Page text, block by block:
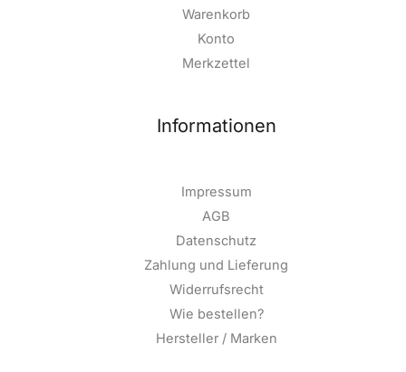
Warenkorb
Konto
Merkzettel
Informationen
Impressum
AGB
Datenschutz
Zahlung und Lieferung
Widerrufsrecht
Wie bestellen?
Hersteller / Marken